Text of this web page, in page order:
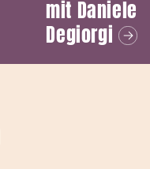
mit Daniele
Degiorgi